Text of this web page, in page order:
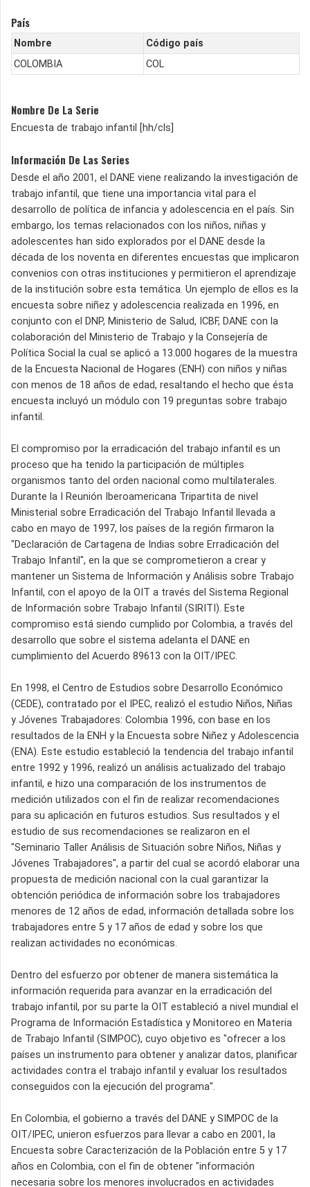
País
Nombre
Código país
COLOMBIA
COL
Nombre De La Serie
Encuesta de trabajo infantil [hh/cls]
Información De Las Series
Desde el año 2001, el DANE viene realizando la investigación de
trabajo infantil, que tiene una importancia vital para el
desarrollo de política de infancia y adolescencia en el país. Sin
embargo, los temas relacionados con los niños, niñas y
adolescentes han sido explorados por el DANE desde la
década de los noventa en diferentes encuestas que implicaron
convenios con otras instituciones y permitieron el aprendizaje
de la institución sobre esta temática. Un ejemplo de ellos es la
encuesta sobre niñez y adolescencia realizada en 1996, en
conjunto con el DNP, Ministerio de Salud, ICBF, DANE con la
colaboración del Ministerio de Trabajo y la Consejería de
Política Social la cual se aplicó a 13.000 hogares de la muestra
de la Encuesta Nacional de Hogares (ENH) con niños y niñas
con menos de 18 años de edad, resaltando el hecho que ésta
encuesta incluyó un módulo con 19 preguntas sobre trabajo
infantil.
El compromiso por la erradicación del trabajo infantil es un
proceso que ha tenido la participación de múltiples
organismos tanto del orden nacional como multilaterales.
Durante la I Reunión Iberoamericana Tripartita de nivel
Ministerial sobre Erradicación del Trabajo Infantil llevada a
cabo en mayo de 1997, los países de la región firmaron la
"Declaración de Cartagena de Indias sobre Erradicación del
Trabajo Infantil", en la que se comprometieron a crear y
mantener un Sistema de Información y Análisis sobre Trabajo
Infantil, con el apoyo de la OIT a través del Sistema Regional
de Información sobre Trabajo Infantil (SIRITI). Este
compromiso está siendo cumplido por Colombia, a través del
desarrollo que sobre el sistema adelanta el DANE en
cumplimiento del Acuerdo 89613 con la OIT/IPEC.
En 1998, el Centro de Estudios sobre Desarrollo Económico
(CEDE), contratado por el IPEC, realizó el estudio Niños, Niñas
y Jóvenes Trabajadores: Colombia 1996, con base en los
resultados de la ENH y la Encuesta sobre Niñez y Adolescencia
(ENA). Este estudio estableció la tendencia del trabajo infantil
entre 1992 y 1996, realizó un análisis actualizado del trabajo
infantil, e hizo una comparación de los instrumentos de
medición utilizados con el fin de realizar recomendaciones
para su aplicación en futuros estudios. Sus resultados y el
estudio de sus recomendaciones se realizaron en el
"Seminario Taller Análisis de Situación sobre Niños, Niñas y
Jóvenes Trabajadores", a partir del cual se acordó elaborar una
propuesta de medición nacional con la cual garantizar la
obtención periódica de información sobre los trabajadores
menores de 12 años de edad, información detallada sobre los
trabajadores entre 5 y 17 años de edad y sobre los que
realizan actividades no económicas.
Dentro del esfuerzo por obtener de manera sistemática la
información requerida para avanzar en la erradicación del
trabajo infantil, por su parte la OIT estableció a nivel mundial el
Programa de Información Estadística y Monitoreo en Materia
de Trabajo Infantil (SIMPOC), cuyo objetivo es "ofrecer a los
países un instrumento para obtener y analizar datos, planificar
actividades contra el trabajo infantil y evaluar los resultados
conseguidos con la ejecución del programa".
En Colombia, el gobierno a través del DANE y SIMPOC de la
OIT/IPEC, unieron esfuerzos para llevar a cabo en 2001, la
Encuesta sobre Caracterización de la Población entre 5 y 17
años en Colombia, con el fin de obtener "información
necesaria sobre los menores involucrados en actividades